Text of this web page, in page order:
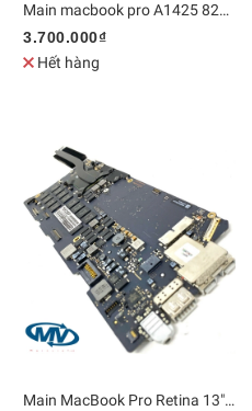
Main macbook pro A1425 820-3462-A
3.700.000₫
Hết hàng
Main MacBook Pro Retina 13" A1502 2014 i5 820-3536-A